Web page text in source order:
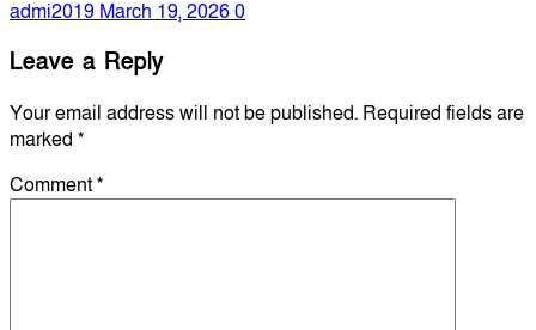
admi2019 March 19, 20260
Leave a Reply
Your email address will not be published. Required fields are
marked *
Comment*